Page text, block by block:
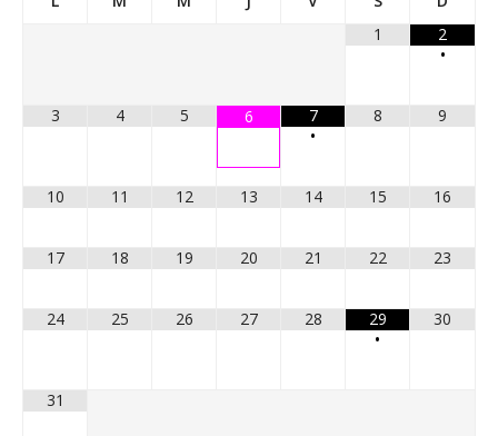
1
2
•
3 4 5 6
7
•
8 9
10 11 12 13 14 15 16
17 18 19 20 21 22 23
24 25 26 27 28
29
•
30
31